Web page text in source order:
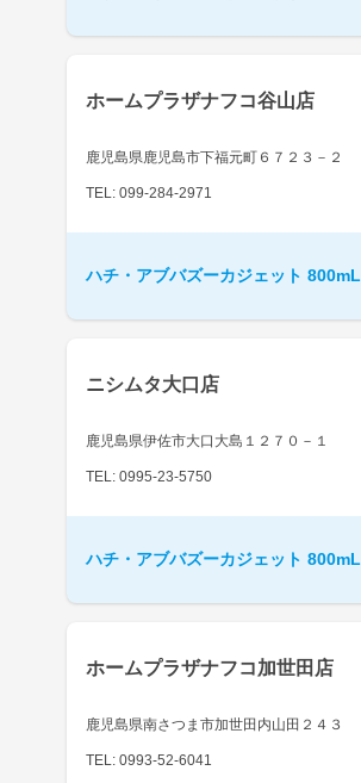
ホームプラザナフコ谷山店
鹿児島県鹿児島市下福元町６７２３－２
TEL: 099-284-2971
ハチ・アブバズーカジェット 800mL
ニシムタ大口店
鹿児島県伊佐市大口大島１２７０－１
TEL: 0995-23-5750
ハチ・アブバズーカジェット 800mL
ホームプラザナフコ加世田店
鹿児島県南さつま市加世田内山田２４３
TEL: 0993-52-6041